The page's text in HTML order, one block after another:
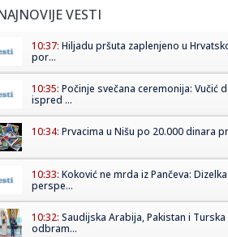
VESTI
10:37: Hiljadu pršuta zaplenjeno u
por...
10:35: Počinje svečana ceremonija: Vučić
ispred ...
10:34: Prvacima u Nišu po 20.000 dinara
10:33: Koković ne mrda iz Pančeva:
perspe...
10:32: Saudijska Arabija, Pakistan i
odbram...